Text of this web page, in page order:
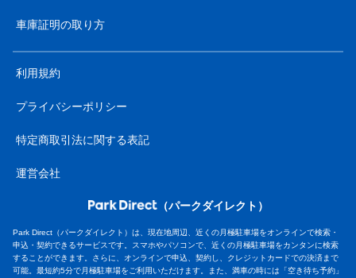
車庫証明の取り方
利用規約
プライバシーポリシー
特定商取引法に関する表記
運営会社
（パークダイレクト）
Park Direct（パークダイレクト）は、現在地周辺、近くの月極駐車場をオンラインで検索・
申込・契約できるサービスです。スマホやパソコンで、近くの月極駐車場をカンタンに検索
することができます。さらに、オンラインで申込、契約し、クレジットカードでの決済まで
可能。最短約5分で月極駐車場をご利用いただけます。また、満車の時には「空き待ち予約」